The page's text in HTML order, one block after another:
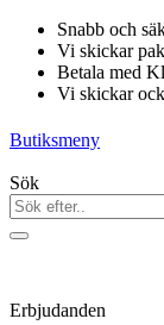
Hoppa
innehåll
Snabb och
Vi skickar
Betala med
Vi skickar
Butiksmeny
Sök
Erbjudanden